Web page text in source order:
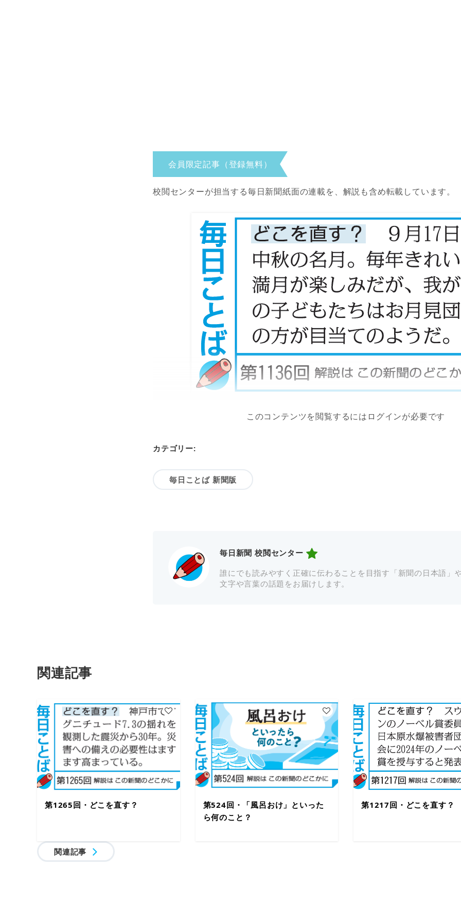
会員限定記事（登録無料）
校閲センターが担当する毎日新聞紙面の連載を、解説も含め転載しています。
このコンテンツを閲覧するにはログインが必要です
カテゴリー:
毎日ことば 新聞版
毎日新聞 校閲センター
誰にでも読みやすく正確に伝わることを目指す「新聞の日本語」
文字や言葉の話題をお届けします。
関連記事
第1265回・どこを直す？
第524回・「風呂おけ」といった
ら何のこと？
第1217回・どこを直す？
関連記事